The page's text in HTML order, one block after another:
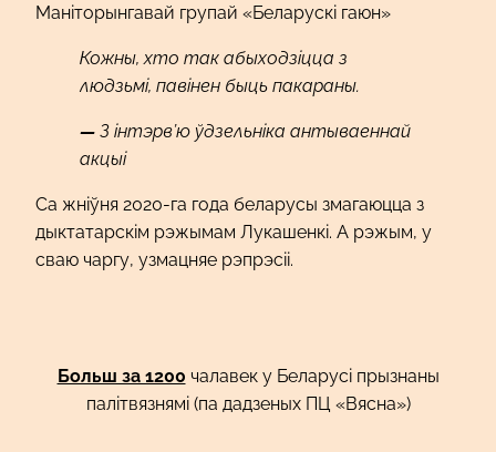
Маніторынгавай групай «Беларускі гаюн»
Кожны, хто так абыходзіцца з
людзьмі, павінен быць пакараны.
— З інтэрв’ю ўдзельніка антываеннай
акцыі
Са жніўня 2020-га года беларусы змагаюцца з
дыктатарскім рэжымам Лукашенкі. А рэжым, у
сваю чаргу, узмацняе рэпрэсіі.
Больш за 1200 чалавек у Беларусі прызнаны
палітвязнямі (па дадзеных ПЦ «Вясна»)